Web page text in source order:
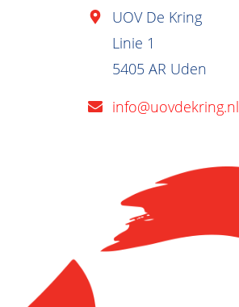
UOV De Kring
Linie 1
5405 AR Uden
info@uovdekring.nl